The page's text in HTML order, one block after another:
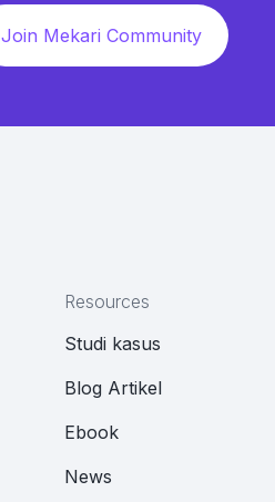
Join Mekari Community
Resources
Studi kasus
Blog Artikel
Ebook
News